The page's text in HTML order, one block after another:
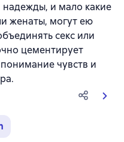
надежды, и мало какие
женаты, могут ею
секс или
цементирует
чувств и